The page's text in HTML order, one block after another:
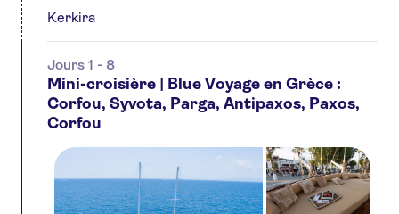
Kerkira
Jours 1 - 8
Mini-croisière | Blue Voyage en Grèce :
Corfou, Syvota, Parga, Antipaxos, Paxos,
Corfou